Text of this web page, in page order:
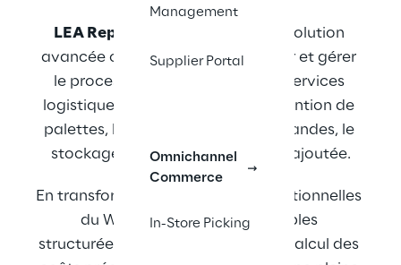
Management
Supplier Portal
Omnichannel
Commerce
In-Store Picking
LEA Reply™ 3PL Billing
est une solution
avancée conçue pour automatiser et gérer
le processus de facturation des services
logistiques, notamment la manutention de
palettes, la préparation de commandes, le
stockage et les services à valeur ajoutée.
En transformant les données opérationnelles
du WMS en activités facturables
structurées, la solution permet un calcul des